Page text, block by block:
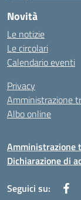
Novità
Le notizie
Le circolari
Calendario eventi
Privacy
Amministrazione
Albo online
Amministrazione
Dichiarazione di
Seguici su: